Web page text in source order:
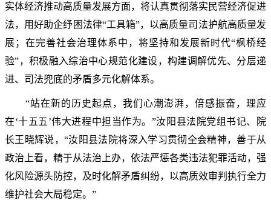
实体经济推动高质量发展方面，将认真贯彻落实民营经济促进
法，用好助企纾困法律“工具箱”，以高质量司法护航高质量发
展；在完善社会治理体系中，将坚持和发展新时代“枫桥经
验”，积极融入综治中心规范化建设，构建调解优先、分层递
进、司法兜底的矛盾多元化解体系。
“站在新的历史起点，我们心潮澎湃，倍感振奋，理应
在‘十五五’伟大进程中担当作为。”汝阳县法院党组书记、院
长王晓辉说，“汝阳县法院将深入学习贯彻全会精神，善于从
政治上看，精于从法治上办，依法严惩各类违法犯罪活动，强
化风险源头防控，及时化解矛盾纠纷，以高质效审判执行全力
维护社会大局稳定。”